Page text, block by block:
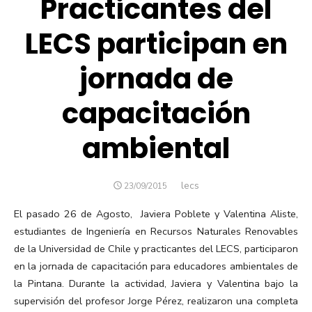
Practicantes del
LECS participan en
jornada de
capacitación
ambiental
PUBLICADO
23/09/2015 Autor
lecs
El pasado 26 de Agosto, Javiera Poblete y Valentina Aliste,
estudiantes de Ingeniería en Recursos Naturales Renovables
de la Universidad de Chile y practicantes del LECS, participaron
en la jornada de capacitación para educadores ambientales de
la Pintana. Durante la actividad, Javiera y Valentina bajo la
supervisión del profesor Jorge Pérez, realizaron una completa